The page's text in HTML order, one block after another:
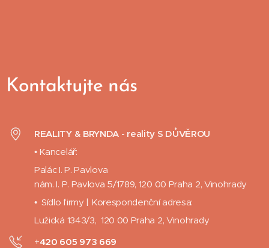
Kontaktujte nás
REALITY & BRYNDA - reality S DŮVĚROU
• Kancelář:
Palác I. P. Pavlova
nám. I. P. Pavlova 5/1789, 120 00 Praha 2, Vinohrady
• Sídlo firmy | Korespondenční adresa:
Lužická 1343/3, 120 00 Praha 2, Vinohrady
+420 605 973 669